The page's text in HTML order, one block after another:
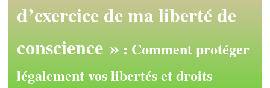
d’exercice de ma liberté de
conscience » : Comment protéger
légalement vos libertés et droits